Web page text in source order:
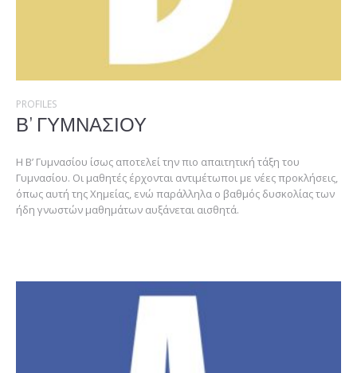
PROFILES
Β’ ΓΥΜΝΑΣΙΟΥ
Η Β’ Γυμνασίου ίσως αποτελεί την πιο απαιτητική τάξη του
Γυμνασίου. Οι μαθητές έρχονται αντιμέτωποι με νέες προκλήσεις,
όπως αυτή της Χημείας, ενώ παράλληλα ο βαθμός δυσκολίας των
ήδη γνωστών μαθημάτων αυξάνεται αισθητά.